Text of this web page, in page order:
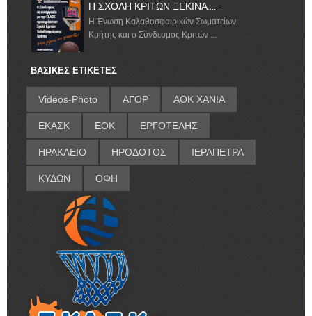
Η ΣΧΟΛΗ ΚΡΙΤΩΝ ΞΕΚΙΝΑ.......
Η Ένωση Καλαθοσφαιρικών Σωματείων
Κρήτης και ο Σύνδεσμος Κριτών ...
ΒΑΣΙΚΕΣ ΕΤΙΚΕΤΕΣ
Videos-Photo ΑΓΟΡ ΑΟΚ ΧΑΝΙΑ
ΕΚΑΣΚ ΕΟΚ ΕΡΓΟΤΕΛΗΣ
ΗΡΑΚΛΕΙΟ ΗΡΟΔΟΤΟΣ ΙΕΡΑΠΕΤΡΑ
ΚΥΔΩΝ ΟΦΗ